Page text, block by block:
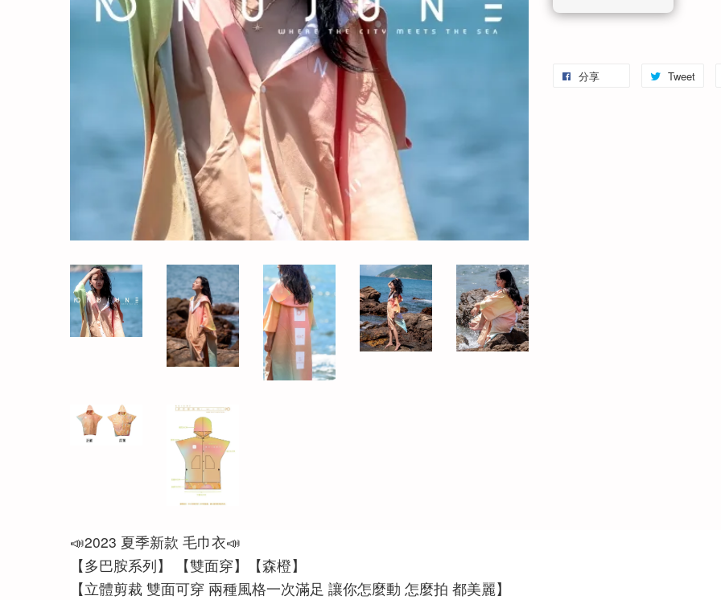
分享 Tweet
📣2023 夏季新款 毛巾衣📣
【多巴胺系列】 【雙面穿】【森橙】
【立體剪裁 雙面可穿 兩種風格一次滿足 讓你怎麼動 怎麼拍 都美麗】